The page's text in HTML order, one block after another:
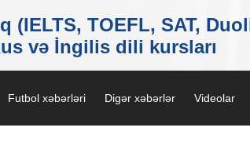
Futbol xəbərləri Digər xəbərlər Videolar